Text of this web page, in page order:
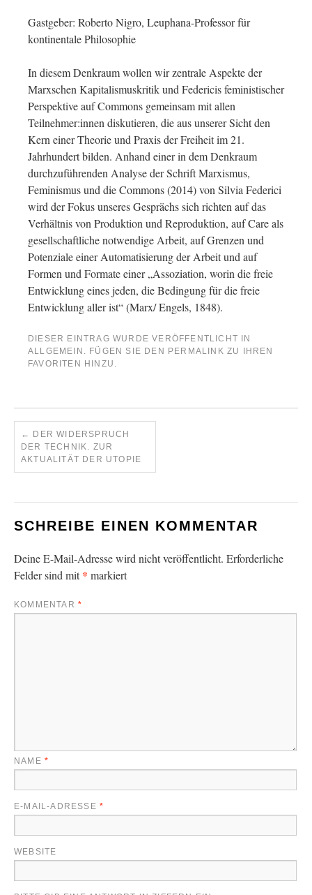
Gastgeber: Roberto Nigro, Leuphana-Professor für
kontinentale Philosophie
In diesem Denkraum wollen wir zentrale Aspekte der
Marxschen Kapitalismuskritik und Federicis feministischer
Perspektive auf Commons gemeinsam mit allen
Teilnehmer:innen diskutieren, die aus unserer Sicht den
Kern einer Theorie und Praxis der Freiheit im 21.
Jahrhundert bilden. Anhand einer in dem Denkraum
durchzuführenden Analyse der Schrift Marxismus,
Feminismus und die Commons (2014) von Silvia Federici
wird der Fokus unseres Gesprächs sich richten auf das
Verhältnis von Produktion und Reproduktion, auf Care als
gesellschaftliche notwendige Arbeit, auf Grenzen und
Potenziale einer Automatisierung der Arbeit und auf
Formen und Formate einer „Assoziation, worin die freie
Entwicklung eines jeden, die Bedingung für die freie
Entwicklung aller ist“ (Marx/ Engels, 1848).
DIESER EINTRAG WURDE VERÖFFENTLICHT IN
ALLGEMEIN . FÜGEN SIE DEN PERMALINK ZU IHREN
FAVORITEN HINZU.
←
DER WIDERSPRUCH
DER TECHNIK. ZUR
AKTUALITÄT DER UTOPIE
SCHREIBE EINEN KOMMENTAR
Deine E-Mail-Adresse wird nicht veröffentlicht. Erforderliche
Felder sind mit* markiert
KOMMENTAR *
NAME *
E-MAIL-ADRESSE *
WEBSITE